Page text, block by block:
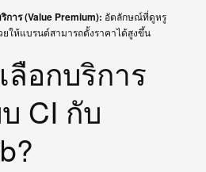
การ (Value Premium): อัตลักษณ์ที่ดูหรู
ให้แบรนด์สามารถตั้งราคาได้สูงขึ้น
ลือกบริการ
CI กับ